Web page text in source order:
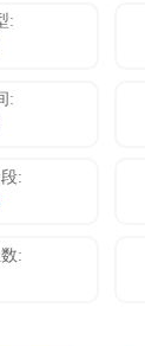
:
:
:
: